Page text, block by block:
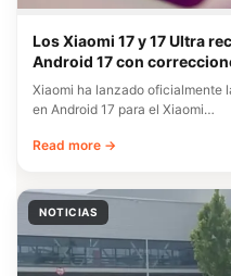
Los Xiaomi 17 y 17 Ultra
Android 17 con
Xiaomi ha lanzado oficialmente
en Android 17 para el Xiaomi…
Read more →
NOTICIAS